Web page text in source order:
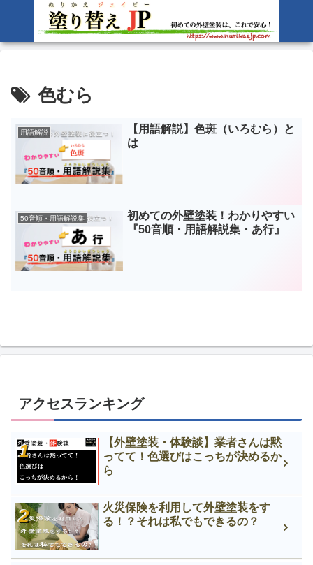
色むら
用語解説
【用語解説】色斑（いろむら）と
は
50音順・用語解説集
初めての外壁塗装！わかりやすい
『50音順・用語解説集・あ行』
アクセスランキング
【外壁塗装・体験談】業者さんは黙
ってて！色選びはこっちが決めるか
ら
火災保険を利用して外壁塗装をす
る！？それは私でもできるの？